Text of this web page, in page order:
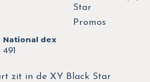
Star
Promos
National dex
491
zit in de XY Black Star